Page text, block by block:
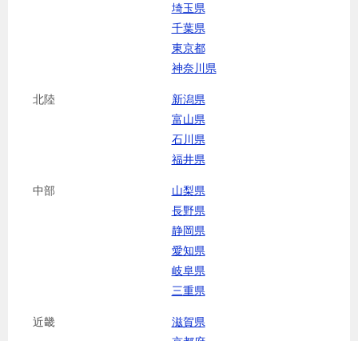
埼玉県
千葉県
東京都
神奈川県
北陸
新潟県
富山県
石川県
福井県
中部
山梨県
長野県
静岡県
愛知県
岐阜県
三重県
近畿
滋賀県